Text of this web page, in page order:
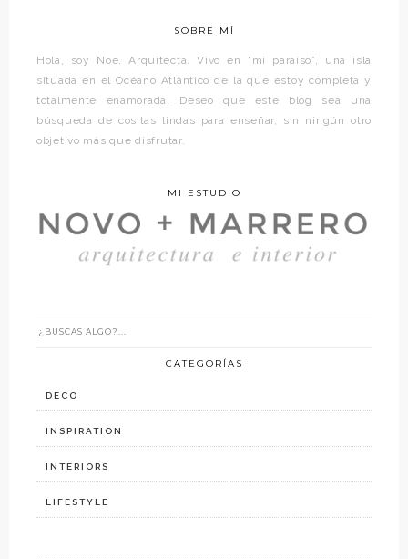
SOBRE MÍ
Hola, soy Noe. Arquitecta. Vivo en “mi paraíso”, una isla
situada en el Océano Atlántico de la que estoy completa y
totalmente enamorada. Deseo que este blog sea una
búsqueda de cositas lindas para enseñar, sin ningún otro
objetivo más que disfrutar.
MI ESTUDIO
CATEGORÍAS
DECO
INSPIRATION
INTERIORS
LIFESTYLE